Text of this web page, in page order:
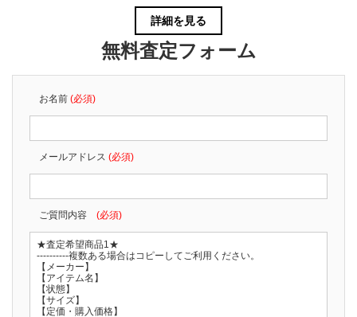
詳細を見る
無料査定フォーム
お名前 (必須)
メールアドレス (必須)
ご質問内容 (必須)